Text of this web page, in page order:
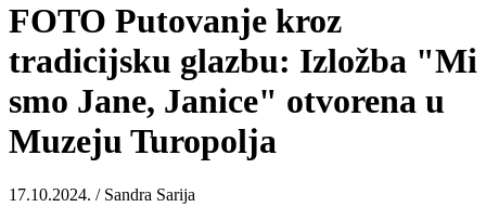
FOTO Putovanje kroz
tradicijsku glazbu: Izložba "Mi
smo Jane, Janice" otvorena u
Muzeju Turopolja
17.10.2024. / Sandra Sarija